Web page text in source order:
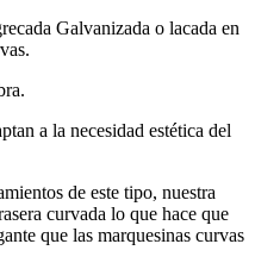
Galvanizada o lacada en
a la necesidad estética del
de este tipo, nuestra
curvada lo que hace que
que las marquesinas curvas